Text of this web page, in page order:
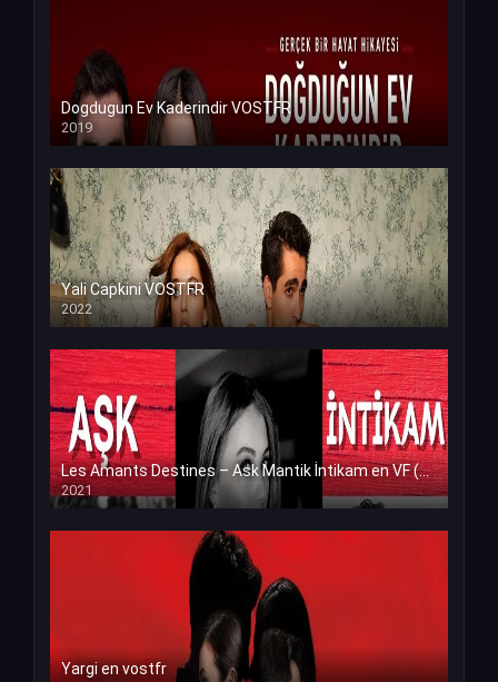
Dogdugun Ev Kaderindir VOSTFR
2019
Yali Capkini VOSTFR
2022
Les Amants Destines – Ask Mantik İntikam en VF (Voix Francaise)
2021
Yargi en vostfr